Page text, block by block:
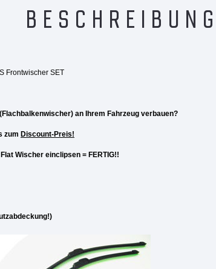
BESCHREIBUNG
Frontwischer SET
an Ihrem Fahrzeug verbauen?
zum Discount-Preis!
Wischer einclipsen = FERTIG!!